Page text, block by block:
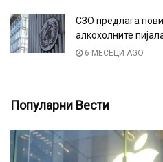
СЗО предлага
алкохолните
6 МЕСЕЦИ AGO
Популарни Вести